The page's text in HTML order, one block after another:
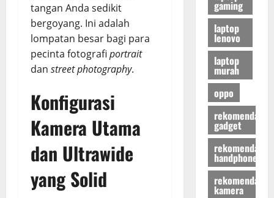
tangan Anda sedikit
bergoyang. Ini adalah
lompatan besar bagi para
pecinta fotografi portrait
dan street photography.
Konfigurasi
Kamera Utama
dan Ultrawide
yang Solid
gaming
laptop
lenovo
laptop
murah
oppo
rekomendasi
gadget
rekomendasi
handphone
rekomendasi
kamera